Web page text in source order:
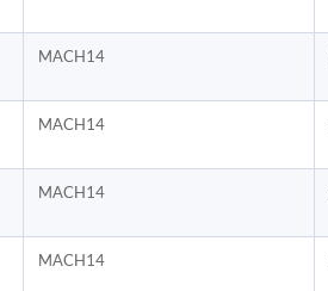
MACH14
MACH14
MACH14
MACH14